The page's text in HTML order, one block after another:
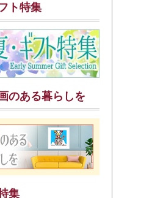
ト特集
のある暮らしを
集